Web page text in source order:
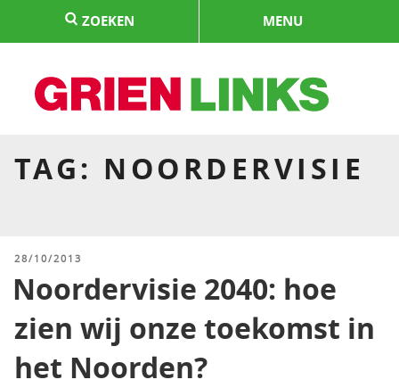
springen
ZOEKEN MENU
TAG: NOORDERVISIE
GEPLAATST
28/10/2013
Noordervisie 2040: hoe
zien wij onze toekomst in
het Noorden?